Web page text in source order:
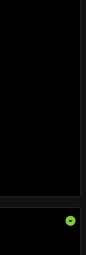
-